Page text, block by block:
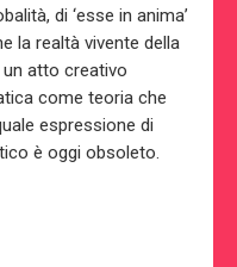
di ‘esse in anima’
la realtà vivente della
atto creativo
come teoria che
espressione di
è oggi obsoleto.